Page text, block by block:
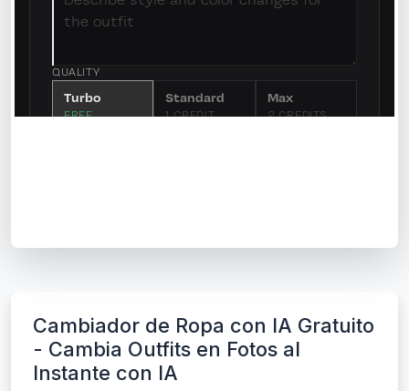
Cambiador de Ropa con IA Gratuito
- Cambia Outfits en Fotos al
Instante con IA